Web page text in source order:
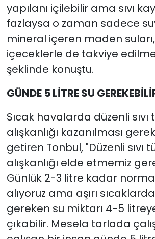
yapılanı içilebilir ama sıvı
fazlaysa o zaman sadece
mineral içeren maden
içeceklerle de takviye
şeklinde konuştu.
GÜNDE 5 LİTRE SU
Sıcak havalarda düzenli sıvı
alışkanlığı kazanılması
getiren Tonbul, "Düzenli sıvı
alışkanlığı elde etmemiz
Günlük 2-3 litre kadar
alıyoruz ama aşırı
gereken su miktarı 4-5
çıkabilir. Mesela tarlada